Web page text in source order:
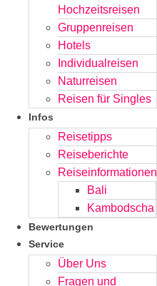
Hochzeitsreisen
Gruppenreisen
Hotels
Individualreisen
Naturreisen
Reisen für Singles
Infos
Reisetipps
Reiseberichte
Reiseinformationen
Bali
Kambodscha
Bewertungen
Service
Über Uns
Fragen und